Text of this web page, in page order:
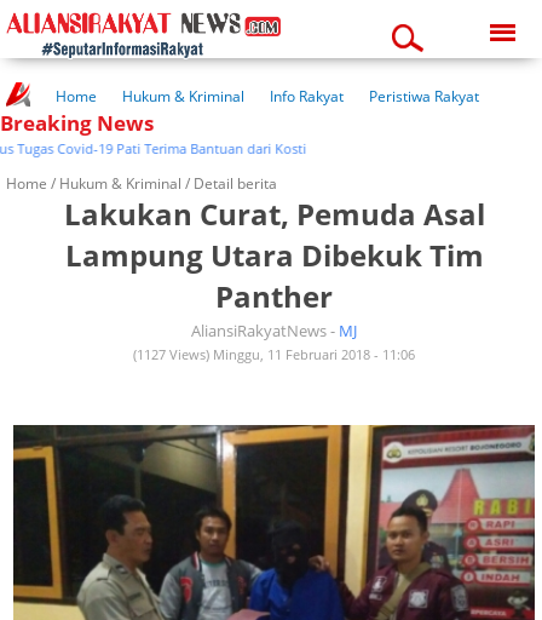
03:13:01 pm
Home Hukum & Kriminal Info Rakyat
Peristiwa Rakyat
Kuliner Rakyat
Wisata Rakyat
Pendidikan
Kesehatan
Breaking News
Covid-19 Pati Terima Bantuan dari Kosti
Home / Hukum & Kriminal / Detail berita
Lakukan Curat, Pemuda Asal
Lampung Utara Dibekuk Tim
Panther
AliansiRakyatNews - MJ
(1127 Views) Minggu, 11 Februari 2018 - 11:06